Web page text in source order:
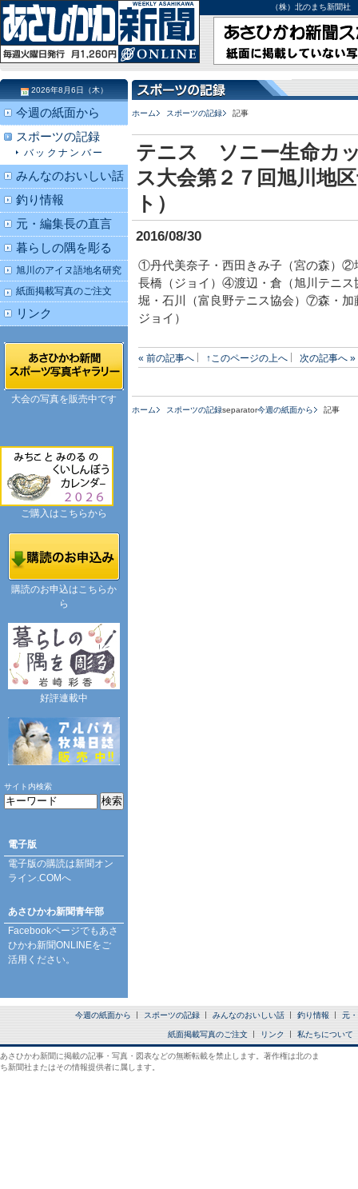
（株）北のまち新聞
ホーム スポーツの記録 記事
テニス ソニー生命カ
ス大会第２７回旭川地
ト）
2016/08/30
①丹代美奈子・西田きみ子（宮の森）
長橋（ジョイ）④渡辺・倉（旭川テニ
堀・石川（富良野テニス協会）⑦森・
ジョイ）
« 前の記事へ ↑このページの上へ 次の記事へ »
ホーム スポーツの記録separator今週の紙面から 記事
2026年8月6日（木）
今週の紙面から
スポーツの記録
バックナンバー
みんなのおいしい話
釣り情報
元・編集長の直言
暮らしの隅を彫る
旭川のアイヌ語地名研究
紙面掲載写真のご注文
リンク
大会の写真を販売中です
ご購入はこちらから
購読のお申込はこちらか
ら
好評連載中
サイト内検索
電子版
電子版の購読は新聞オン
ライン.COMへ
あさひかわ新聞青年部
Facebookページでもあさ
ひかわ新聞ONLINEをご
活用ください。
今週の紙面から スポーツの記録 みんなのおいしい話 釣り情報 元
紙面掲載写真のご注文 リンク 私たちについて
あさひかわ新聞に掲載の記事・写真・図表などの無断転載を禁止します。著作権は北のま
ち新聞社またはその情報提供者に属します。